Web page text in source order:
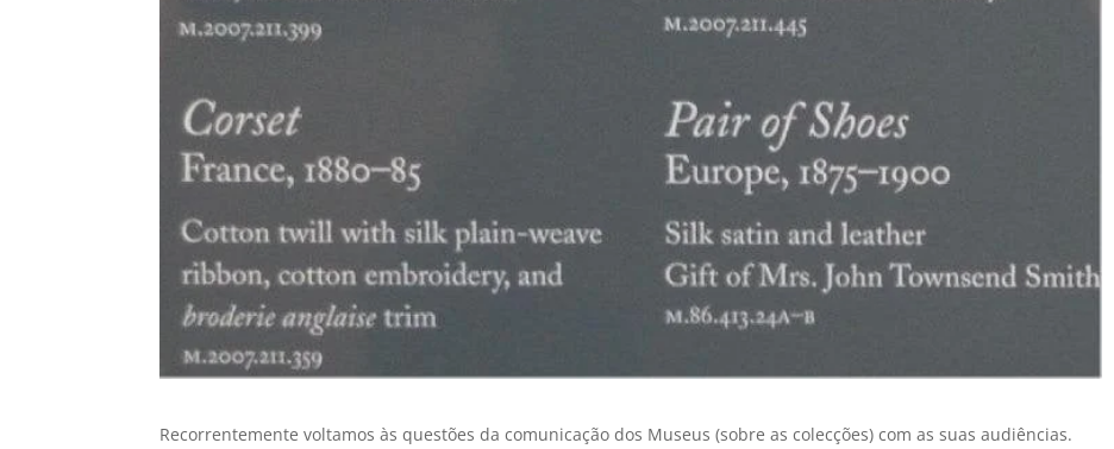
Recorrentemente voltamos às questões da comunicação dos Museus (sobre as colecções) com as suas audiências.